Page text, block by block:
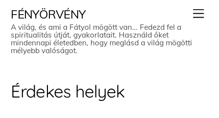
content
FÉNYÖRVÉNY
A világ, és ami a Fátyol mögött van... Fedezd fel a
spiritualitás útját, gyakorlatait. Használd őket
mindennapi életedben, hogy meglásd a világ mögötti
mélyebb valóságot.
Érdekes helyek